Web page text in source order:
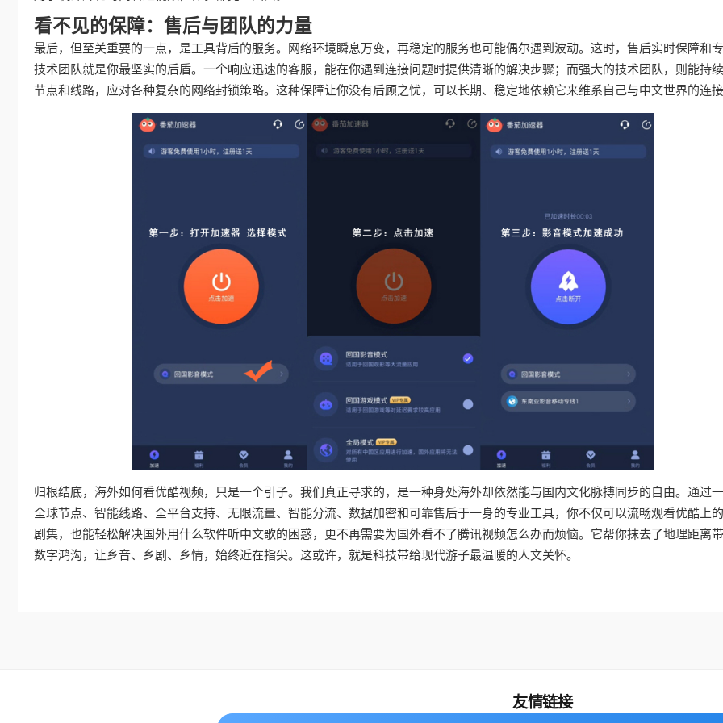
看不见的保障：售后与团队的力量
最后，但至关重要的一点，是工具背后的服务。网络环境瞬息万变，再稳定的服务也可能偶尔遇到波动。这时，售后实时保障和
技术团队就是你最坚实的后盾。一个响应迅速的客服，能在你遇到连接问题时提供清晰的解决步骤；而强大的技术团队，则能持
节点和线路，应对各种复杂的网络封锁策略。这种保障让你没有后顾之忧，可以长期、稳定地依赖它来维系自己与中文世界的连接
归根结底，海外如何看优酷视频，只是一个引子。我们真正寻求的，是一种身处海外却依然能与国内文化脉搏同步的自由。通过
全球节点、智能线路、全平台支持、无限流量、智能分流、数据加密和可靠售后于一身的专业工具，你不仅可以流畅观看优酷上
剧集，也能轻松解决国外用什么软件听中文歌的困惑，更不再需要为国外看不了腾讯视频怎么办而烦恼。它帮你抹去了地理距离
数字鸿沟，让乡音、乡剧、乡情，始终近在指尖。这或许，就是科技带给现代游子最温暖的人文关怀。
友情链接